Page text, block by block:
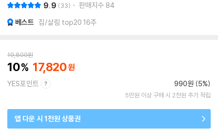
9.9 33 판매지수 84
베스트 집/살림 top20 16주
19,800원
10 17,820
YES포인트 990원 (5%)
5만원 이상 구매 시 2천원 추가 적립
앱 다운 시 1천원 상품권